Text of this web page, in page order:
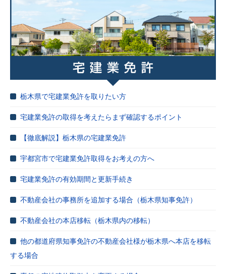
栃木県で宅建業免許を取りたい方
宅建業免許の取得を考えたらまず確認するポイント
【徹底解説】栃木県の宅建業免許
宇都宮市で宅建業免許取得をお考えの方へ
宅建業免許の有効期間と更新手続き
不動産会社の事務所を追加する場合（栃木県知事免許）
不動産会社の本店移転（栃木県内の移転）
他の都道府県知事免許の不動産会社様が栃木県へ本店を移転
する場合